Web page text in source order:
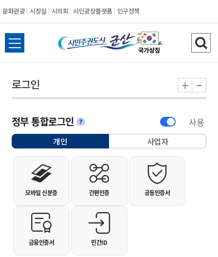
문화관광 시장실 시의회 시민광장플랫폼 인구정책
시민주권도시 군
전체메뉴 열기 검
로그인 + -
정부 통합로그인안내 사용
개인선택됨 사업자
개인사용자 로그인
모바일 신분증 간편인증 공동인증서
금융인증서 민간ID